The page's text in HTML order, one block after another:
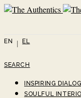
EN EL
SEARCH
INSPIRING
SOULFUL